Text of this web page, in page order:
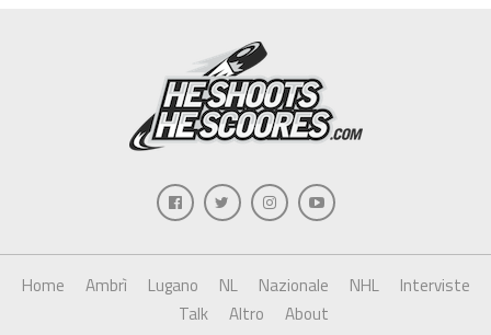
Home Ambrì Lugano NL Nazionale NHL
Interviste
Talk
Altro About